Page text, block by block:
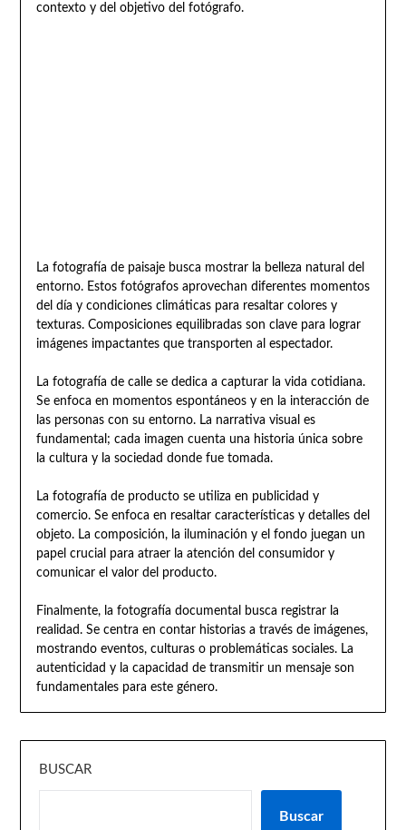
contexto y del objetivo del fotógrafo.
La fotografía de paisaje busca mostrar la belleza natural del
entorno. Estos fotógrafos aprovechan diferentes momentos
del día y condiciones climáticas para resaltar colores y
texturas. Composiciones equilibradas son clave para lograr
imágenes impactantes que transporten al espectador.
La fotografía de calle se dedica a capturar la vida cotidiana.
Se enfoca en momentos espontáneos y en la interacción de
las personas con su entorno. La narrativa visual es
fundamental; cada imagen cuenta una historia única sobre
la cultura y la sociedad donde fue tomada.
La fotografía de producto se utiliza en publicidad y
comercio. Se enfoca en resaltar características y detalles del
objeto. La composición, la iluminación y el fondo juegan un
papel crucial para atraer la atención del consumidor y
comunicar el valor del producto.
Finalmente, la fotografía documental busca registrar la
realidad. Se centra en contar historias a través de imágenes,
mostrando eventos, culturas o problemáticas sociales. La
autenticidad y la capacidad de transmitir un mensaje son
fundamentales para este género.
BUSCAR
Buscar